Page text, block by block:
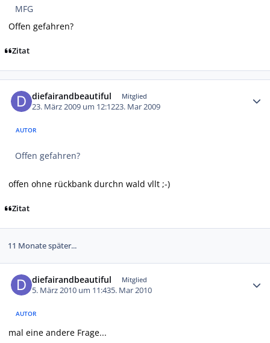
MFG
Offen gefahren?
Zitat
diefairandbeautiful Mitglied
23. März 2009 um 12:1223. Mar 2009
AUTOR
Offen gefahren?
offen ohne rückbank durchn wald vllt ;-)
Zitat
11 Monate später...
diefairandbeautiful Mitglied
5. März 2010 um 11:435. Mar 2010
AUTOR
mal eine andere Frage...